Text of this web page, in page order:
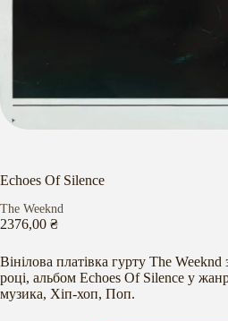
Echoes Of Silence
The Weeknd
2376,00 ₴
Вінілова платівка гурту The
році, альбом Echoes Of Silence у
музика, Хіп-хоп, Поп.